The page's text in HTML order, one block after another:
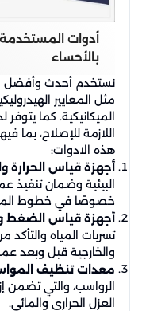
أدوات
بالأحساء
نستخدم أحدث وأفضل
مثل المعايير
الميكانيكية. كما
اللازمة للإصلاح، بما
هذه الادوات:
أجهزة قياس الحرارة
البيئية وضمان تنفيذ
خصوصًا في خطوط
أجهزة قياس الضغط
تسربات المياه
والخارجية قبل وبعد
معدات تنظيف
الرواسب، والتي تضمن
العزل الحراري والمائي.